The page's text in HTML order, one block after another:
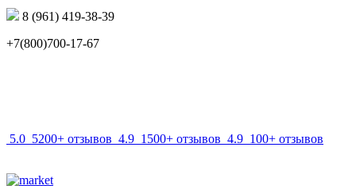
8 (961) 419-38-39
+7(800)700-17-67
5.0 5200+ отзывов 4.9 1500+ отзывов 4.9 100+ отзывов